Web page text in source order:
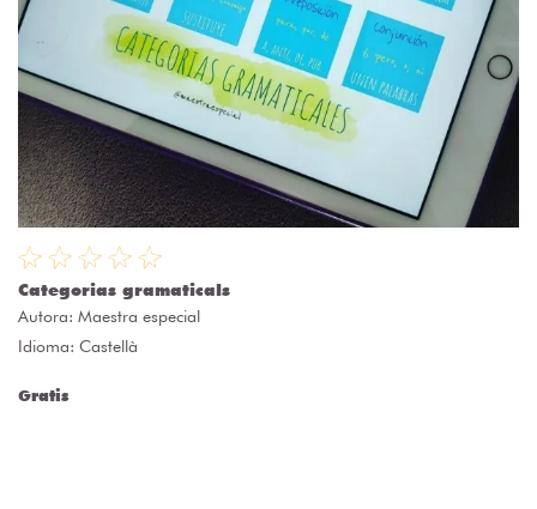
Categorias gramaticals
Autora: Maestra especial
Idioma: Castellà
Gratis